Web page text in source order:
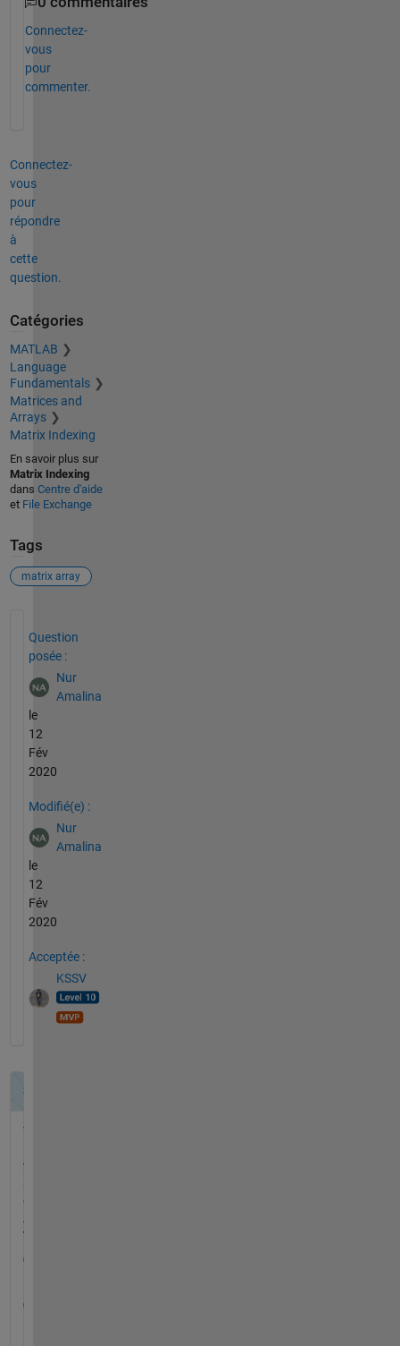
Connectez-
vous
pour
commenter.
Connectez-
vous
pour
répondre
à
cette
question.
Catégories
MATLAB
Language
Fundamentals
Matrices and
Arrays
Matrix Indexing
En savoir plus sur
Matrix Indexing
dans Centre d'aide
et File Exchange
Tags
matrix array
Question
posée :
Nur
Amalina
le
12
Fév
2020
Modifié(e) :
Nur
Amalina
le
12
Fév
2020
Acceptée :
KSSV